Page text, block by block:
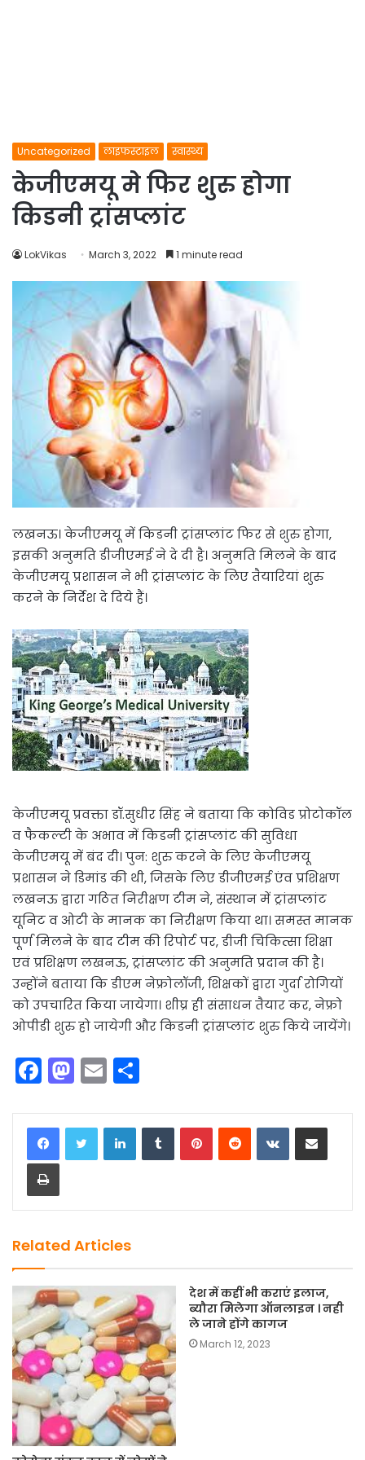
Uncategorized लाइफस्टाइल स्वास्थ्य
केजीएमयू मे फिर शुरु होगा
किडनी ट्रांसप्लांट
LokVikas March 3, 2022 1 minute read
लखनऊ। केजीएमयू में किडनी ट्रांसप्लांट फिर से शुरु होगा,
इसकी अनुमति डीजीएमई ने दे दी है। अनुमति मिलने के बाद
केजीएमयू प्रशासन ने भी ट्रांसप्लांट के लिए तैयारियां शुरु
करने के निर्देश दे दिये हैं।
केजीएमयू प्रवक्ता डॉ.सुधीर सिंह ने बताया कि कोविड प्रोटोकॉल
व फैकल्टी के अभाव में किडनी ट्रांसप्लांट की सुविधा
केजीएमयू में बंद दी। पुन: शुरु करने के लिए केजीएमयू
प्रशासन ने डिमांड की थी, जिसके लिए डीजीएमई एंव प्रशिक्षण
लखनऊ द्वारा गठित निरीक्षण टीम ने, संस्थान में ट्रांसप्लांट
यूनिट व ओटी के मानक का निरीक्षण किया था। समस्त मानक
पूर्ण मिलने के बाद टीम की रिपोर्ट पर, डीजी चिकित्सा शिक्षा
एवं प्रशिक्षण लखनऊ, ट्रांसप्लांट की अनुमति प्रदान की है।
उन्होंने बताया कि डीएम नेफ्रोलॉजी, शिक्षकों द्वारा गुर्दा रोगियों
को उपचारित किया जायेगा। शीघ्र ही संसाधन तैयार कर, नेफ्रो
ओपीडी शुरु हो जायेगी और किडनी ट्रांसप्लांट शुरु किये जायेंगे।
F
a
c
e
b
o
k
M
a
st
o
o
E
m
ai ar
LinkedInTumblrPinterestReddit VKontakteShare via Email
Print
Related Articles
देश में कहीं भी कराएं इलाज,
ब्यौरा मिलेगा ऑनलाइन । नही
ले जाने होंगे कागज
March 12, 2023